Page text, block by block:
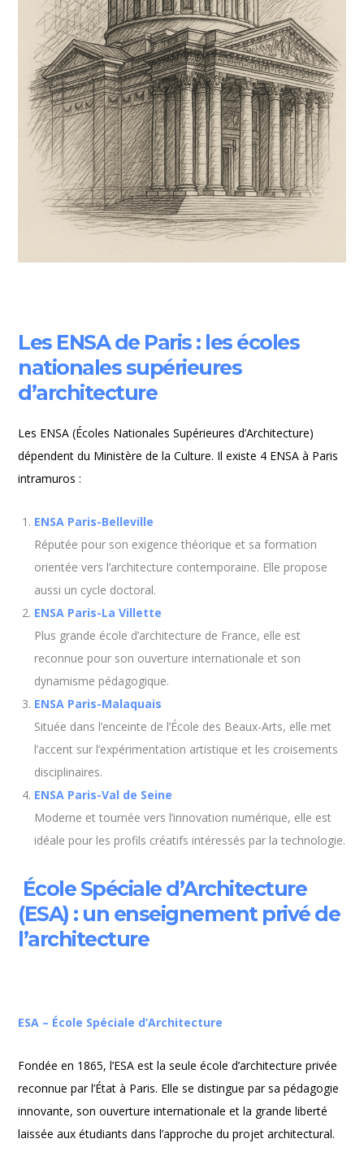
Les ENSA de Paris : les écoles
nationales supérieures
d’architecture
Les ENSA (Écoles Nationales Supérieures d’Architecture)
dépendent du Ministère de la Culture. Il existe 4 ENSA à Paris
intramuros :
ENSA Paris-Belleville
Réputée pour son exigence théorique et sa formation
orientée vers l’architecture contemporaine. Elle propose
aussi un cycle doctoral.
ENSA Paris-La Villette
Plus grande école d’architecture de France, elle est
reconnue pour son ouverture internationale et son
dynamisme pédagogique.
ENSA Paris-Malaquais
Située dans l’enceinte de l’École des Beaux-Arts, elle met
l’accent sur l’expérimentation artistique et les croisements
disciplinaires.
ENSA Paris-Val de Seine
Moderne et tournée vers l’innovation numérique, elle est
idéale pour les profils créatifs intéressés par la technologie.
École Spéciale d’Architecture
(ESA) : un enseignement privé de
l’architecture
ESA – École Spéciale d’Architecture
Fondée en 1865, l’ESA est la seule école d’architecture privée
reconnue par l’État à Paris. Elle se distingue par sa pédagogie
innovante, son ouverture internationale et la grande liberté
laissée aux étudiants dans l’approche du projet architectural.